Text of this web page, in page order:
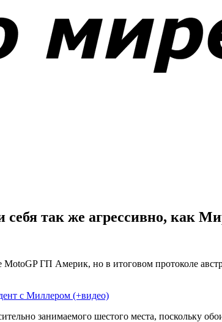
так же агрессивно, как
ГП Америк, но в итоговом протоколе
с Миллером (+видео)
занимаемого шестого места, поскольку